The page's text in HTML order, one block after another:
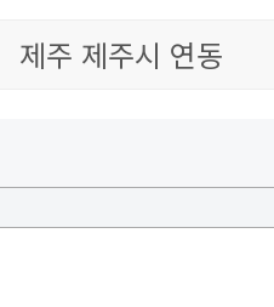
제주 제주시 연동